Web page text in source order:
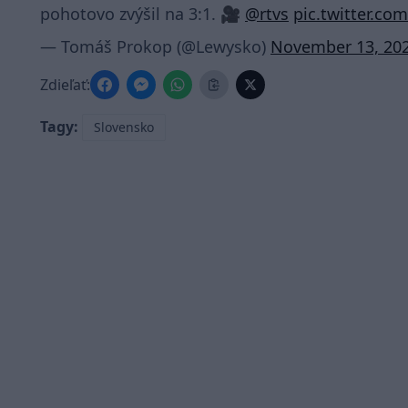
pohotovo zvýšil na 3:1. 🎥 @rtvs
— Tomáš Prokop (@Lewysko) November 13,
Zdieľať:
Tagy: Slovensko